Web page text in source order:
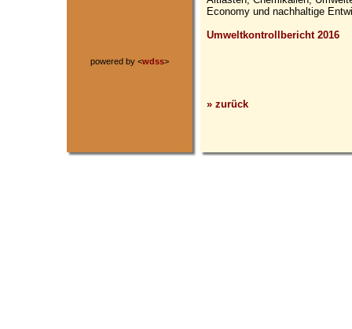
powered by <wdss>
Economy und nachhaltige
Umweltkontrollbericht 2016
» zurück